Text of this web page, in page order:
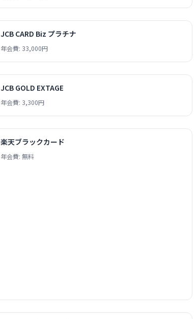
JCB CARD Biz プラチナ
年会費: 33,000円
JCB GOLD EXTAGE
年会費: 3,300円
楽天ブラックカード
年会費: 無料